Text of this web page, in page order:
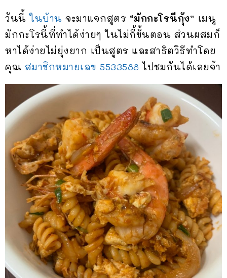
วันนี้ในบ้าน จะมาแจกสูตร “มักกะโรนีกุ้ง” เมนู
มักกะโรนี้ที่ทำได้ง่ายๆ ในไม่กี้ขั้นตอน ส่วนผสมก็
หาได้ง่ายไม่ยุ่งยาก เป็นสูตร และสาธิตวิธีทำโดย
คุณ สมาชิกหมายเลข 5533588 ไปชมกันได้เลยจ้า